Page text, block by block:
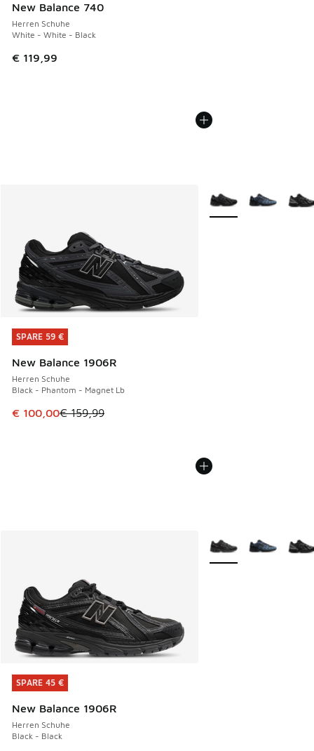
New Balance 740
Herren Schuhe
White - White - Black
€ 119,99
SPARE 59 €
New Balance 1906R
Herren Schuhe
Black - Phantom - Magnet Lb
Dieser Artikel ist im Sale. Der Preis ist von € 159,99 auf €
€ 100,00€ 159,99
SPARE 59 €
Weitere Farben
SPARE 45 €
New Balance 1906R
Herren Schuhe
Black - Black
SPARE 45 €
Weitere Farben